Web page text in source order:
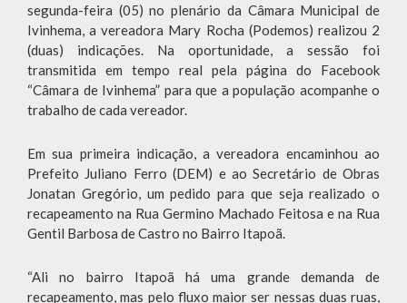
segunda-feira (05) no plenário da Câmara Municipal de
Ivinhema, a vereadora Mary Rocha (Podemos) realizou 2
(duas) indicações. Na oportunidade, a sessão foi
transmitida em tempo real pela página do Facebook
“Câmara de Ivinhema” para que a população acompanhe o
trabalho de cada vereador.
Em sua primeira indicação, a vereadora encaminhou ao
Prefeito Juliano Ferro (DEM) e ao Secretário de Obras
Jonatan Gregório, um pedido para que seja realizado o
recapeamento na Rua Germino Machado Feitosa e na Rua
Gentil Barbosa de Castro no Bairro Itapoã.
“Ali no bairro Itapoã há uma grande demanda de
recapeamento, mas pelo fluxo maior ser nessas duas ruas,